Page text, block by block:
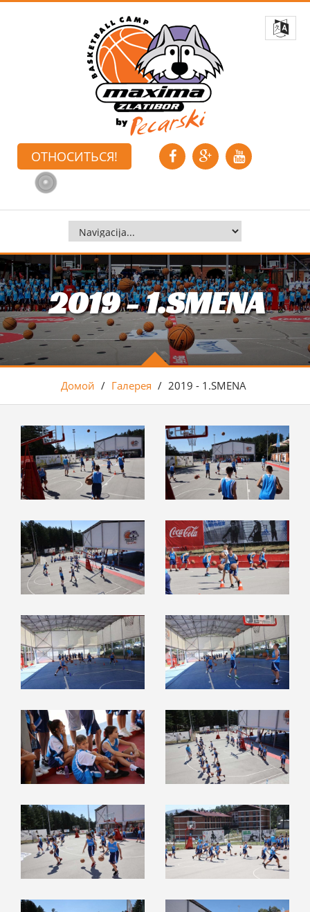
ОТНОСИТЬСЯ!
2019 - 1.SMENA
Домой / Галерея / 2019 - 1.SMENA